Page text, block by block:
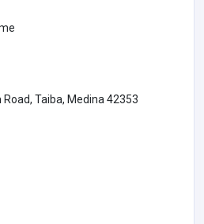
Road, Taiba, Medina 42353